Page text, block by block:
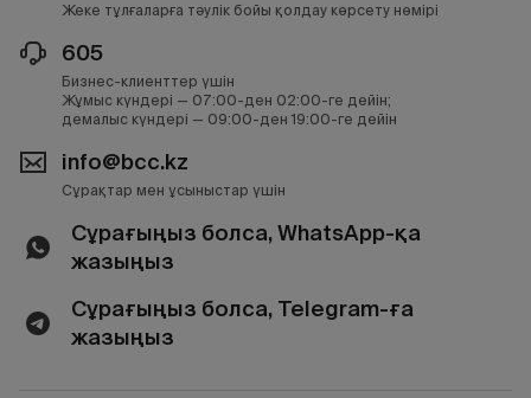
Жеке тұлғаларға тәулік бойы қолдау көрсету нөмірі
605
Бизнес-клиенттер үшін
Жұмыс күндері — 07:00-ден 02:00-ге дейін;
демалыс күндері — 09:00-ден 19:00-ге дейін
info@bcc.kz
Сұрақтар мен ұсыныстар үшін
Сұрағыңыз болса, WhatsApp-қа
жазыңыз
Сұрағыңыз болса, Telegram-ға
жазыңыз